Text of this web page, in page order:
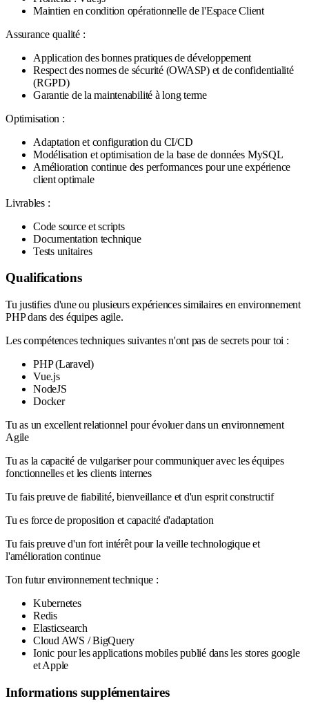
Maintien en condition opérationnelle de l'Espace Client
Assurance qualité :
Application des bonnes pratiques de développement
Respect des normes de sécurité (OWASP) et de confidentialité
(RGPD)
Garantie de la maintenabilité à long terme
Optimisation :
Adaptation et configuration du CI/CD
Modélisation et optimisation de la base de données MySQL
Amélioration continue des performances pour une expérience
client optimale
Livrables :
Code source et scripts
Documentation technique
Tests unitaires
Qualifications
Tu justifies d'une ou plusieurs expériences similaires en environnement
PHP dans des équipes agile.
Les compétences techniques suivantes n'ont pas de secrets pour toi :
PHP (Laravel)
Vue.js
NodeJS
Docker
Tu as un excellent relationnel pour évoluer dans un environnement
Agile
Tu as la capacité de vulgariser pour communiquer avec les équipes
fonctionnelles et les clients internes
Tu fais preuve de fiabilité, bienveillance et d'un esprit constructif
Tu es force de proposition et capacité d'adaptation
Tu fais preuve d'un fort intérêt pour la veille technologique et
l'amélioration continue
Ton futur environnement technique :
Kubernetes
Redis
Elasticsearch
Cloud AWS / BigQuery
Ionic pour les applications mobiles publié dans les stores google
et Apple
Informations supplémentaires